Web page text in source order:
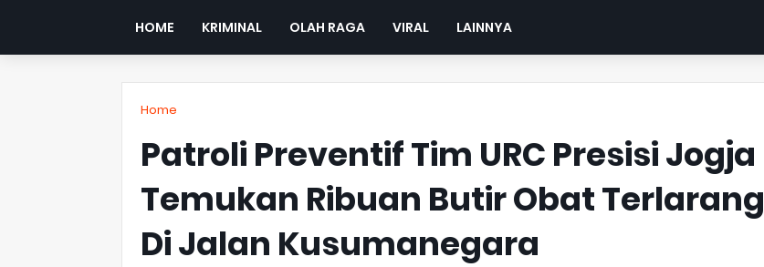
HOME KRIMINAL OLAH RAGA VIRAL LAINNYA
Home
Patroli Preventif Tim URC Presisi Jogja
Temukan Ribuan Butir Obat Terlarang
Di Jalan Kusumanegara